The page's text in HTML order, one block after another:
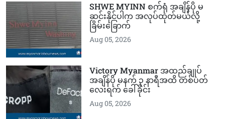
SHWE MYINN စက်ရုံ အချိန်ပို မ
ဆင်းနိုင်ပါက အလုပ်ထုတ်မယ်လို့
ခြိမ်းခြောက်
Aug 05, 2026
Victory Myanmar အထည်ချုပ်
အချိန်ပို မနက် ၃ နာရီအထိ တစ်ပတ်
လေးရက် ခေါ်ခိုင်း
Aug 05, 2026